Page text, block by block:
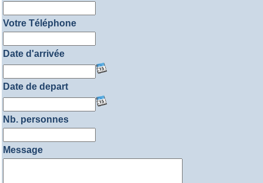
Votre Téléphone
Date d'arrivée
Date de depart
Nb. personnes
Message